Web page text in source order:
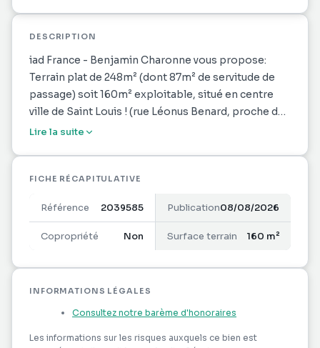
DESCRIPTION
iad France - Benjamin Charonne vous propose:
Terrain plat de 248m² (dont 87m² de servitude de
passage) soit 160m² exploitable, situé en centre
ville de Saint Louis ! (rue Léonus Benard, proche de
la pharmacie)
béton.
Dimension terrain : 25m de longueur, 10m de
largeur.
L'emprise au sol des constructions ne doit pas
La hauteur maximale des constructions est fixée à :
- 15 mètres à l’égout du toit ou au sommet de
Lire la suite
FICHE RÉCAPITULATIVE
Référence 2039585 Publication08/08/2026
Copropriété Non Surface terrain 160 m²
INFORMATIONS LÉGALES
Consultez notre barème d'honoraires
Les informations sur les risques auxquels ce bien est